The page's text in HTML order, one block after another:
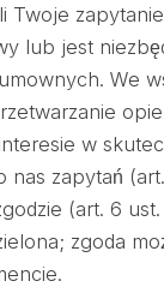
Twoje
lub jest
We
w
nas zapytań
(art. 6 ust.
zgoda